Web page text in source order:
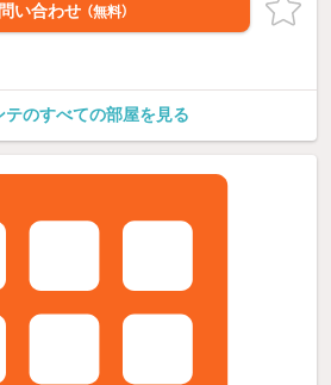
い合わせ （無料）
テのすべての部屋を見る